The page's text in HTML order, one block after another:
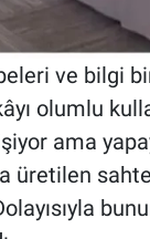
ve bilgi
olumlu
ama
üretilen